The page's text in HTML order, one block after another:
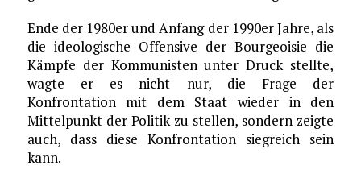
Ende der 1980er und Anfang der 1990er Jahre, als
die ideologische Offensive der Bourgeoisie die
Kämpfe der Kommunisten unter Druck stellte,
wagte er es nicht nur, die Frage der
Konfrontation mit dem Staat wieder in den
Mittelpunkt der Politik zu stellen, sondern zeigte
auch, dass diese Konfrontation siegreich sein
kann.